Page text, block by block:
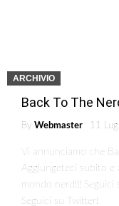
ARCHIVIO
Back To The
By Webmaster 11
Vi annunciamo che
Aggiungeteci subito e
mondo nerd!!! Seguici
Seguici su Twitter!